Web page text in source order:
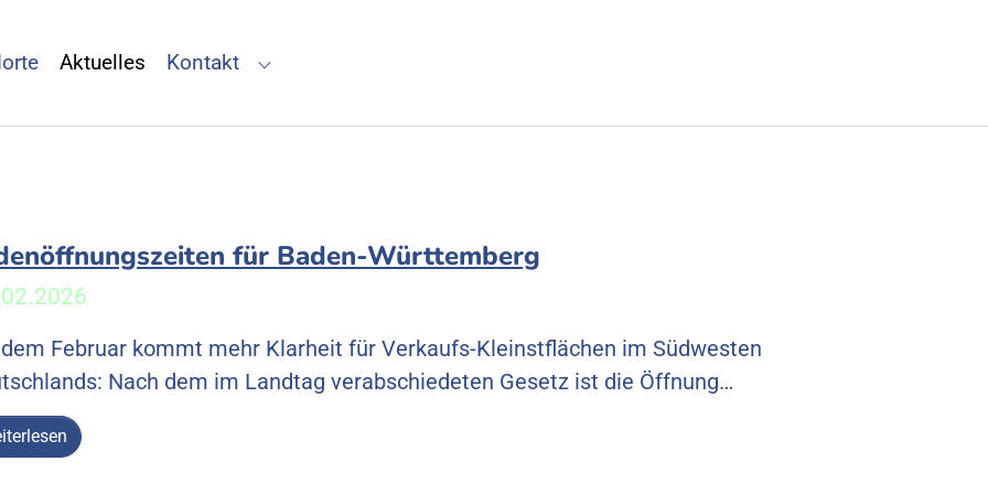
for "Alles über teo"
Aktuelles(current)
Kontakt
Submenu for "Kontakt"
für Baden-Württemberg
Februar kommt mehr Klarheit für Verkaufs-Kleinstflächen im Südwesten
Nach dem im Landtag verabschiedeten Gesetz ist die Öffnung…